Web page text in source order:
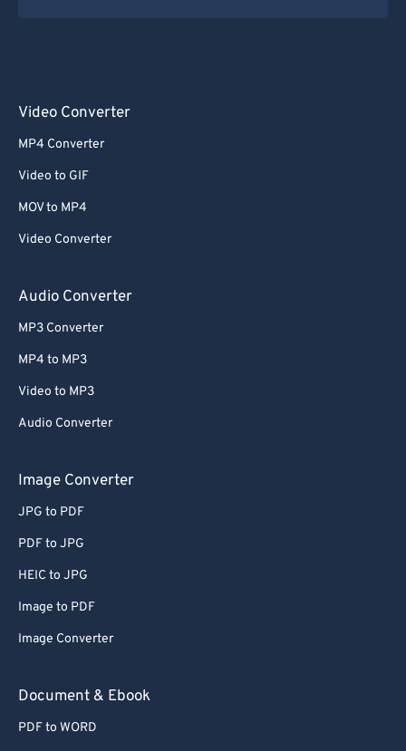
Video Converter
MP4 Converter
Video to GIF
MOV to MP4
Video Converter
Audio Converter
MP3 Converter
MP4 to MP3
Video to MP3
Audio Converter
Image Converter
JPG to PDF
PDF to JPG
HEIC to JPG
Image to PDF
Image Converter
Document & Ebook
PDF to WORD